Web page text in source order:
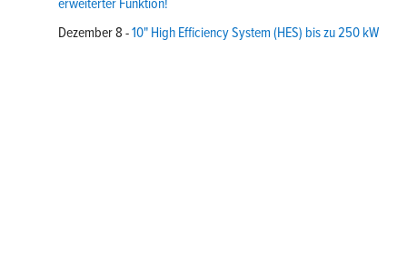
Dezember 8 -10" High Efficiency System (HES) bis zu 250 kW